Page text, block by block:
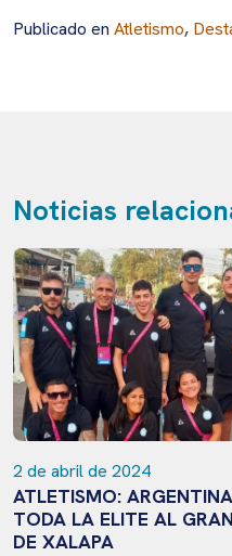
Publicado en Atletismo,
Noticias
2 de abril de 2024
ATLETISMO:
TODA LA ELITE AL
DE XALAPA